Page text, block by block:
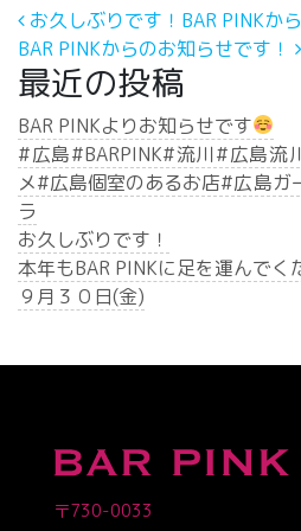
投稿ナビゲー
お久しぶりです！BAR PINKか
BAR PINKからのお知らせです！
最近の投稿
BAR PINKよりお知らせです
#広島#BARPINK#流川#広島流
メ#広島個室のあるお店#広島ガ
ラ
お久しぶりです！
本年もBAR PINKに足を運んでく
９月３０日(金)
〒730-0033